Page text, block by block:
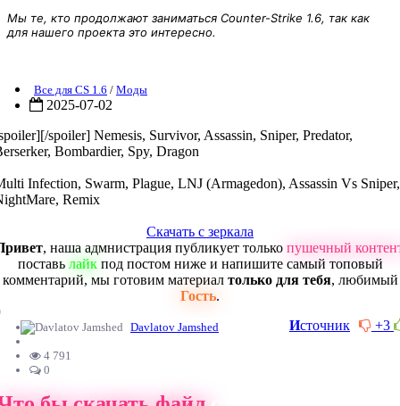
Мы те, кто продолжают заниматься Counter-Strike 1.6, так как
для нашего проекта это интересно.
Все для CS 1.6 / Моды
2025-07-02
spoiler] Nemesis, Survivor, Assassin, Sniper, Predator,
Bombardier, Spy, Dragon
Infection, Swarm, Plague, LNJ (Armagedon), Assassin Vs Sniper,
Remix
Скачать с зеркала
, наша адмнистрация публикует только пушечный
поставь лайкпод постом ниже и напишите самый топовый
комментарий, мы готовим материал только для тебя, любимый
Гость.
+3
Источник
Davlatov Jamshed
4 791
0